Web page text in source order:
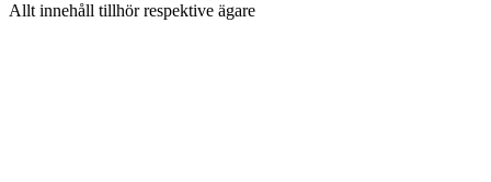
Allt innehåll tillhör respektive ägare